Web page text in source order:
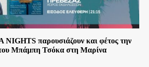
παρουσιάζουν και φέτος την
Μπάμπη Τσόκα στη Μαρίνα